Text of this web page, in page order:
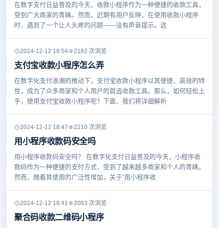
在数字支付日益普及的今天，收款小程序作为一种便捷的收款工具，
受到广大商家的青睐。然而，近期有用户反映，在使用收款小程序
时，遇到了一个让人头疼的问题——没有声音提示。这
2024-12-12 18:54 2182 次浏览
支付宝收款小程序怎么弄
在数字化支付浪潮的推动下，支付宝收款小程序以其便捷、高效的特
性，成为了众多商家和个人用户的首选收款工具。那么，如何轻松上
手，使用支付宝收款小程序呢？下面，我们将详细解析
2024-12-12 18:47 2210 次浏览
用小程序收款码安全吗
用小程序收款码安全吗？ 在数字化支付日益普及的今天，小程序收
款码作为一种便捷的支付方式，受到了越来越多商家和个人的青睐。
然而，随着其使用的广泛性增加，关于“用小程序收
2024-12-12 18:41 2093 次浏览
聚合码收款二维码小程序